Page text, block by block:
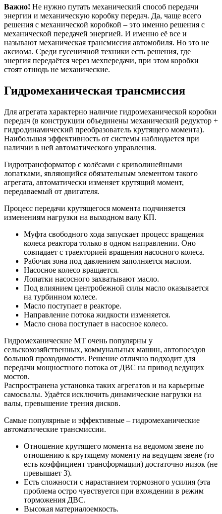
Важно! Не нужно путать механический способ передачи
энергии и механическую коробку передач. Да, чаще всего
решения с механической коробкой – это именно решения с
механической передачей энергией. И именно её все и
называют механическая трансмиссия автомобиля. Но это не
аксиома. Среди гусеничной техники есть решения, где
энергия передаётся через мехпередачи, при этом коробки
стоят отнюдь не механические.
Гидромеханическая трансмиссия
Для агрегата характерно наличие гидромеханической коробки
передач (в конструкции объединены механический редуктор +
гидродинамический преобразователь крутящего момента).
Наибольшая эффективность от системы наблюдается при
наличии в ней автоматического управления.
Гидротрансформатор с колёсами с криволинейными
лопатками, являющийся обязательным элементом такого
агрегата, автоматически изменяет крутящий момент,
передаваемый от двигателя.
Процесс передачи крутящегося момента подчиняется
изменениям нагрузки на выходном валу КП.
Муфта свободного хода запускает процесс вращения
колеса реактора только в одном направлении. Оно
совпадает с траекторией вращения насосного колеса.
Рабочая зона под давлением заполняется маслом.
Насосное колесо вращается.
Лопатки насосного захватывают масло.
Под влиянием центробежной силы масло оказывается
на турбинном колесе.
Масло поступает в реакторе.
Направление потока жидкости изменяется.
Масло снова поступает в насосное колесо.
Гидромеханические МТ очень популярны у
сельскохозяйственных, коммунальных машин, автопоездов
большой проходимости. Решение отлично подходит для
передачи мощностного потока от ДВС на привод ведущих
мостов.
Распространена установка таких агрегатов и на карьерные
самосвалы. Удаётся исключить динамические нагрузки на
валы, превышение трения дисков.
Самые популярные и эффективные – гидромеханические
автоматические трансмиссии.
Отношение крутящего момента на ведомом звене по
отношению к крутящему моменту на ведущем звене (то
есть коэффициент трансформации) достаточно низок (не
превышает 3).
Есть сложности с нарастанием тормозного усилия (эта
проблема остро чувствуется при вхождении в режим
торможения ДВС.
Высокая материалоемкость.